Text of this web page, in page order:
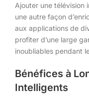
Ajouter une télévision
une autre façon
aux applications de
profiter d’une large
inoubliables pendant
Bénéfices à
Intelligents